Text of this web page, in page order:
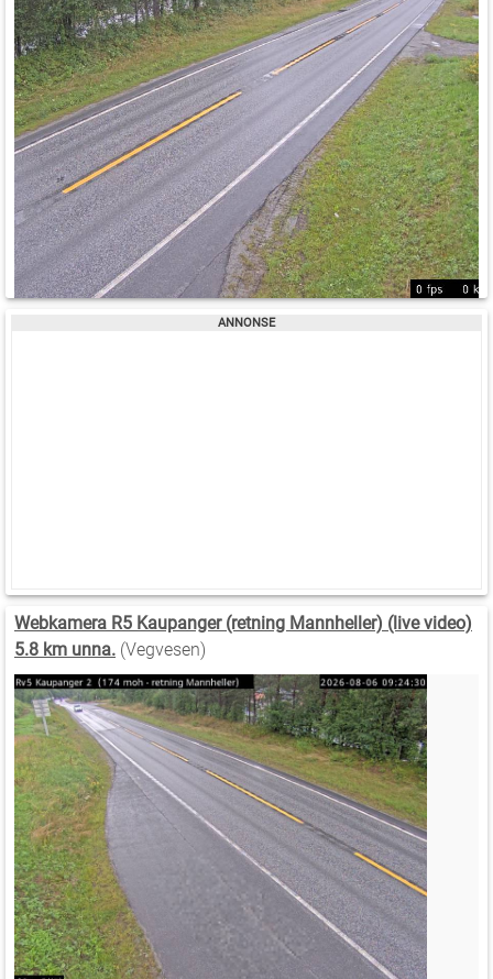
Webkamera R5 Kaupanger (retning Mannheller) (live video)
5.8 km unna. (Vegvesen)